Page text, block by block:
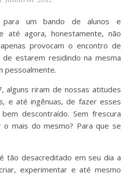
até agora, honestamente, não
provocam o encontro de
estarem residindo na mesma
pessoalmente.
alguns riram de nossas atitudes
e até ingênuas, de fazer esses
descontraído. Sem frescura
o mais do mesmo? Para que se
tão desacreditado em seu dia a
experimentar e até mesmo